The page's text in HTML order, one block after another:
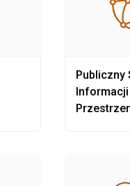
Publiczny
Informacji